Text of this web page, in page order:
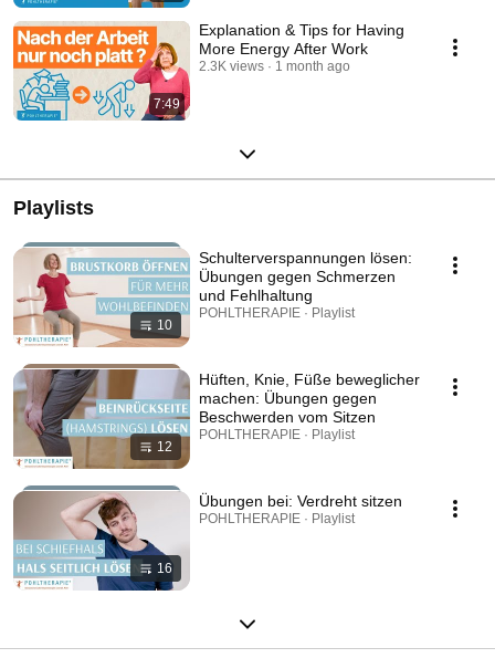
7:49
Explanation & Tips for Having
More Energy After Work
2.3K views 1 month ago
Playlists
10
Schulterverspannungen lösen:
Übungen gegen Schmerzen
und Fehlhaltung
POHLTHERAPIE · Playlist
12
Hüften, Knie, Füße beweglicher
machen: Übungen gegen
Beschwerden vom Sitzen
POHLTHERAPIE · Playlist
16
Übungen bei: Verdreht sitzen
POHLTHERAPIE · Playlist